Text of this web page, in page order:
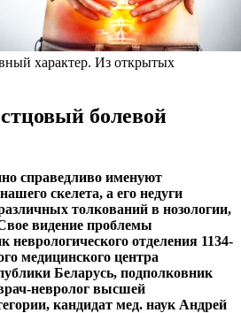
характер. Из открытых
болевой
справедливо именуют
нашего скелета, а его недуги
толкований в нозологии,
видение проблемы
неврологического отделения 1134-
медицинского центра
Беларусь, подполковник
невролог высшей
кандидат мед. наук Андрей